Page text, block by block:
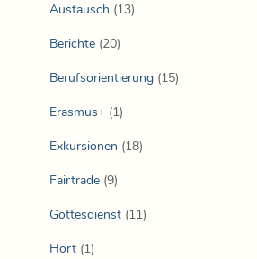
Austausch (13)
Berichte (20)
Berufsorientierung (15)
Erasmus+ (1)
Exkursionen (18)
Fairtrade (9)
Gottesdienst (11)
Hort (1)